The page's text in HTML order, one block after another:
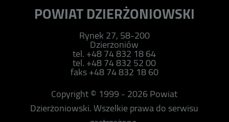
POWIAT DZIERŻONIOWSKI
Rynek 27, 58-200
Dzierżoniów
tel. +48 74 832 18 64
tel. +48 74 832 52 00
faks +48 74 832 18 60
Copyright © 1999 - 2026 Powiat
Dzierżoniowski. Wszelkie prawa do serwisu